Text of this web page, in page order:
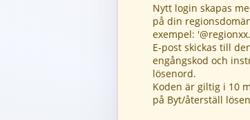
Nytt login skapas
på din
exempel:
E-post skickas till
engångskod och
lösenord.
Koden är giltig i 10
på Byt/återställ